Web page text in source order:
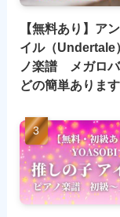
【無料あり】ア
イル（Undertale
ノ楽譜 メガロ
どの簡単あります